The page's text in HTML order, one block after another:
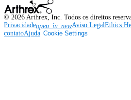
© 2026 Arthrex, Inc. Todos os direitos
Privacidadeopen_in_newAviso LegalEthics
contatoAjuda Cookie Settings